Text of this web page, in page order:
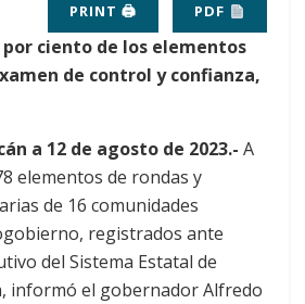
PRINT 🖨 PDF
ciento de los elementos
de control y confianza,
a 12 de agosto de 2023.- A
elementos de rondas y
de 16 comunidades
registrados ante
del Sistema Estatal de
informó el gobernador Alfredo